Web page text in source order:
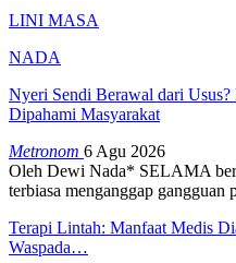
LINI MASA
NADA
Nyeri Sendi Berawal dari
Dipahami Masyarakat
Metronom 6 Agu 2026
Oleh Dewi Nada* SELAMA
terbiasa menganggap gangguan
Terapi Lintah: Manfaat Medis
Waspada…